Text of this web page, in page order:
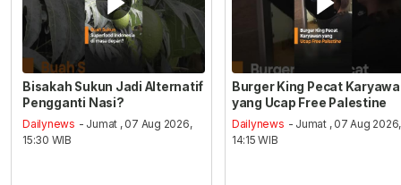
Bisakah Sukun Jadi Alternatif
Pengganti Nasi?
Dailynews - Jumat , 07 Aug 2026,
15:30 WIB
Burger King Pecat
yang Ucap Free Palestine
Dailynews - Jumat , 07 Aug 2026,
14:15 WIB